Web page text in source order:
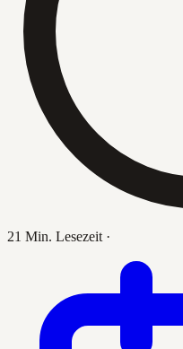
21 Min. Lesezeit ·